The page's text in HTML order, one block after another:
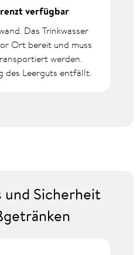
verfügbar
Das Trinkwasser
Ort bereit und muss
werden.
des Leerguts entfällt.
und Sicherheit